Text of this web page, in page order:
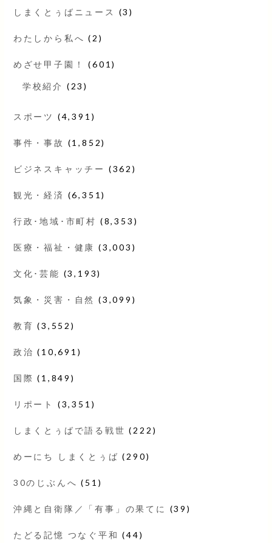
しまくとぅばニュース (3)
わたしから私へ (2)
めざせ甲子園！ (601)
学校紹介 (23)
スポーツ (4,391)
事件・事故 (1,852)
ビジネスキャッチー (362)
観光・経済 (6,351)
行政･地域･市町村 (8,353)
医療・福祉・健康 (3,003)
文化･芸能 (3,193)
気象・災害・自然 (3,099)
教育 (3,552)
政治 (10,691)
国際 (1,849)
リポート (3,351)
しまくとぅばで語る戦世 (222)
めーにち しまくとぅば (290)
30のじぶんへ (51)
沖縄と自衛隊／「有事」の果てに (39)
たどる記憶 つなぐ平和 (44)